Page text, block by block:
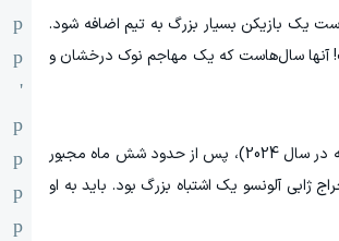
یک بازیکن بسیار بزرگ به تیم اضافه شود.
آنها سال‌هاست که یک مهاجم نوک درخشان و
نکته قابل توجه این است که ژابی آلونسو که پیش از این در بایرلورکوزن بسیار موفق بود (قهرمان دوگانه در سال 2024)، پس از حدود شش ماه مجبور
ژابی آلونسو یک اشتباه بزرگ بود. باید به او